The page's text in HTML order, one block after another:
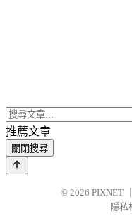
推薦文章
關閉搜尋
© 2026 PIXNET
隱私